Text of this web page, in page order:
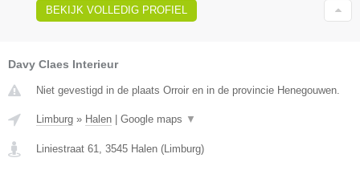
BEKIJK VOLLEDIG PROFIEL
Davy Claes Interieur
Niet gevestigd in de plaats Orroir en in de provincie Henegouwen.
Limburg » Halen Google maps ▼
Liniestraat 61, 3545 Halen (Limburg)